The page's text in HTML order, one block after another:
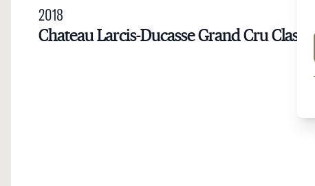
2018
Chateau Larcis-Ducasse Grand Cru Classé